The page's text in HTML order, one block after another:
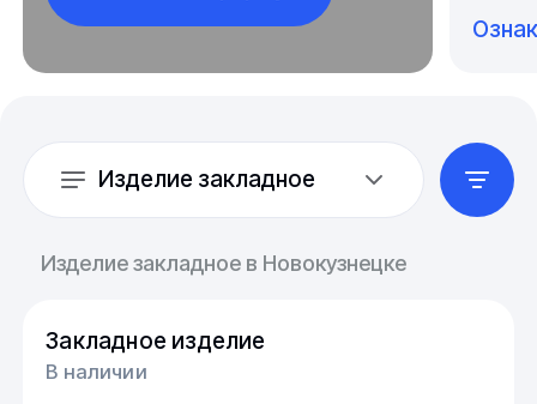
Изделие закладное
Изделие закладное в Новокузнецке
Закладное изделие
В наличии